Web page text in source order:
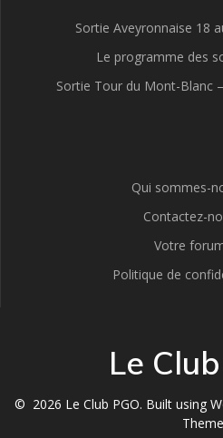
Sortie Aveyronnaise 18
Le programme des
Sortie Tour du Mont-Blanc
Qui sommes-
Contactez-
Votre
Politique de
Le
© 2026 Le Club PGO. Built using
Theme